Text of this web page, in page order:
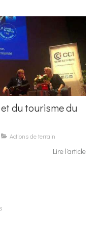
du tourisme du
Actions de terrain
Lire l'article